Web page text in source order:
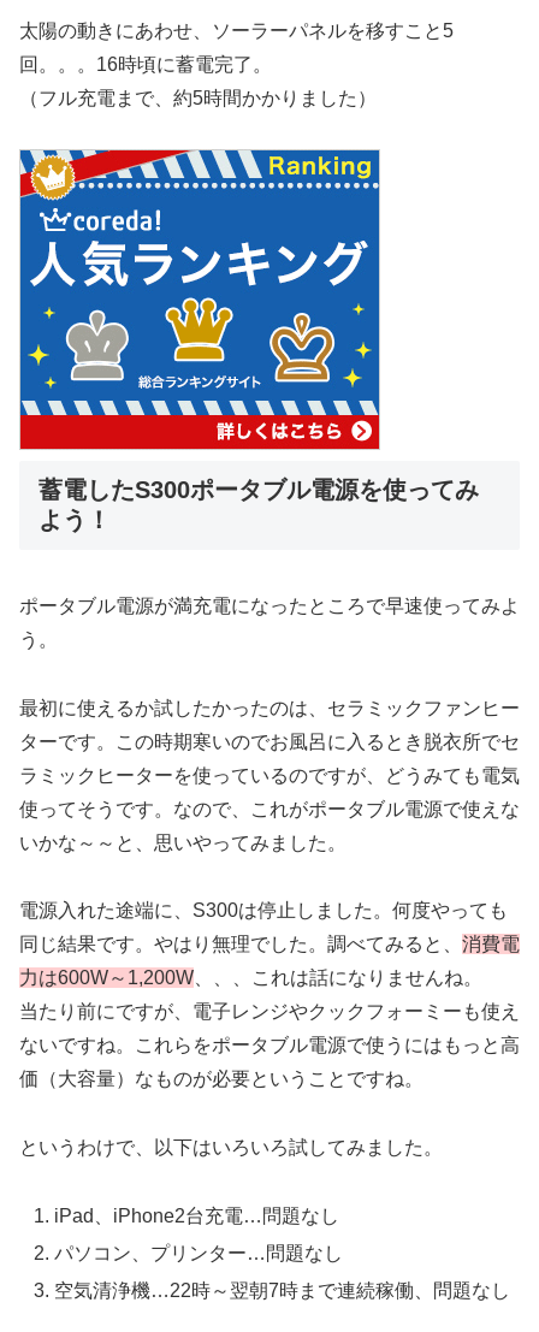
太陽の動きにあわせ、ソーラーパネルを移すこと5
回。。。16時頃に蓄電完了。
（フル充電まで、約5時間かかりました）
蓄電したS300ポータブル電源を使ってみ
よう！
ポータブル電源が満充電になったところで早速使ってみよ
う。
最初に使えるか試したかったのは、セラミックファンヒー
ターです。この時期寒いのでお風呂に入るとき脱衣所でセ
ラミックヒーターを使っているのですが、どうみても電気
使ってそうです。なので、これがポータブル電源で使えな
いかな～～と、思いやってみました。
電源入れた途端に、S300は停止しました。何度やっても
同じ結果です。やはり無理でした。調べてみると、 消費電
力は600W～1,200W 、、、これは話になりませんね。
当たり前にですが、電子レンジやクックフォーミーも使え
ないですね。これらをポータブル電源で使うにはもっと高
価（大容量）なものが必要ということですね。
というわけで、以下はいろいろ試してみました。
iPad、iPhone2台充電…問題なし
パソコン、プリンター…問題なし
空気清浄機…22時～翌朝7時まで連続稼働、問題なし